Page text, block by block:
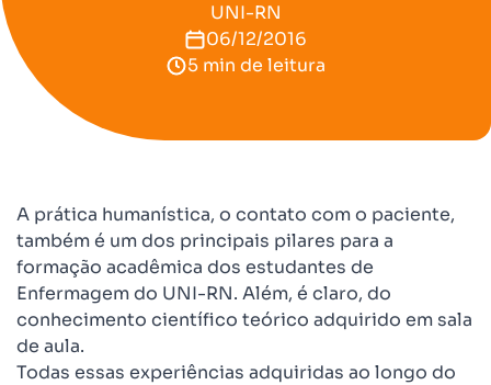
UNI-RN
06/12/2016
5 min de leitura
A prática humanística, o contato com o paciente,
também é um dos principais pilares para a
formação acadêmica dos estudantes de
Enfermagem do UNI-RN. Além, é claro, do
conhecimento científico teórico adquirido em sala
de aula.
Todas essas experiências adquiridas ao longo do